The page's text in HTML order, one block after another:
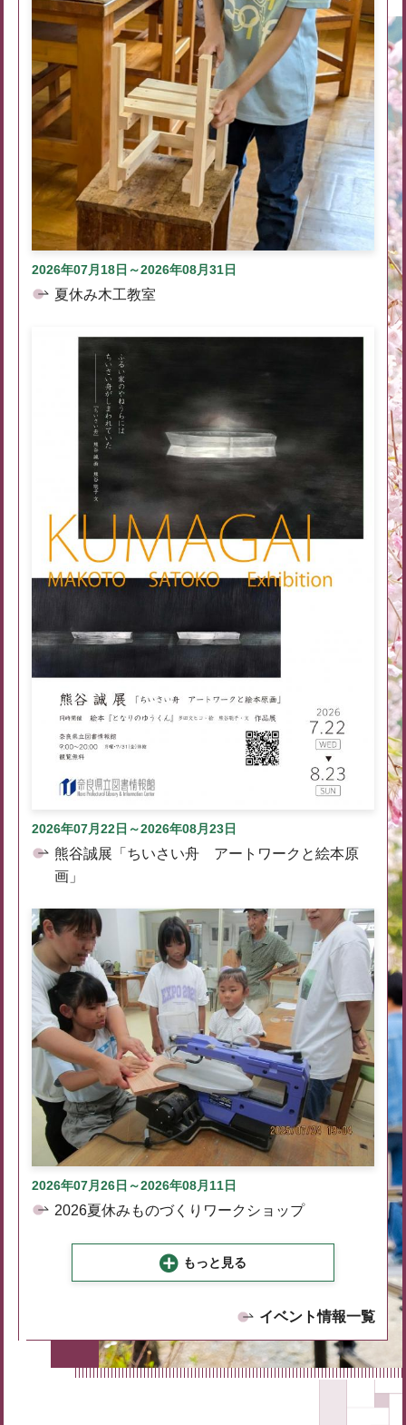
2026年07月18日～2026年08月31日
夏休み木工教室
2026年07月22日～2026年08月23日
熊谷誠展「ちいさい舟 アートワークと絵本原
画」
2026年07月26日～2026年08月11日
2026夏休みものづくりワークショップ
もっと見る
イベント情報一覧